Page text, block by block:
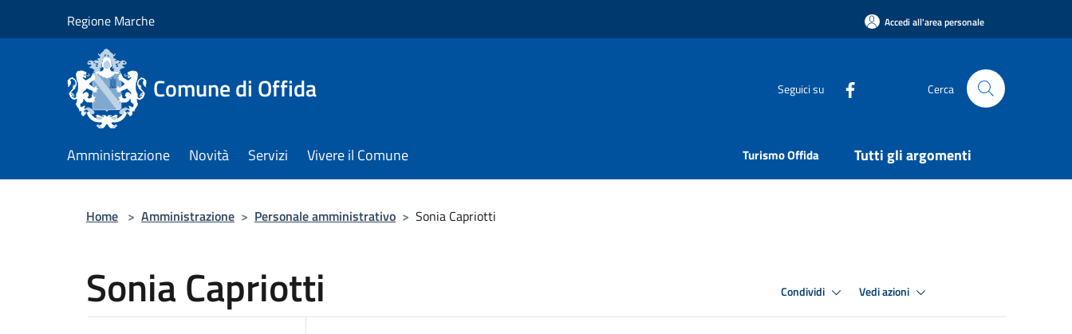
Regione Marche Accedi all'area personale
Comune di Offida Seguici su Cerca
Amministrazione Novità Servizi Vivere il Comune Turismo Offida Tutti gli argomenti
Home > Amministrazione > Personale amministrativo > Sonia Capriotti
Sonia Capriotti Condividi Vedi azioni